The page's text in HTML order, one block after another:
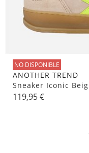
NO DISPONIBLE
ANOTHER TREND
Sneaker Iconic Beig
119,95 €